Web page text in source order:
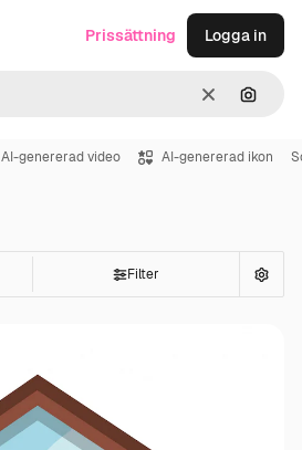
RensaSök
Prissättning Logga in
AI-genererad video AI-genererad ikon
Filter